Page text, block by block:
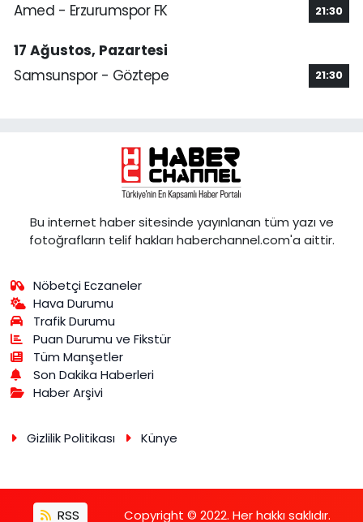
Amed - Erzurumspor FK 21:30
17 Ağustos, Pazartesi
Samsunspor - Göztepe
21:30
Bu internet haber sitesinde yayınlanan tüm yazı ve
fotoğrafların telif hakları haberchannel.com'a aittir.
Nöbetçi Eczaneler
Hava Durumu
Trafik Durumu
Puan Durumu ve Fikstür
Tüm Manşetler
Son Dakika Haberleri
Haber Arşivi
Gizlilik Politikası Künye
RSS Copyright © 2022. Her hakkı saklıdır.